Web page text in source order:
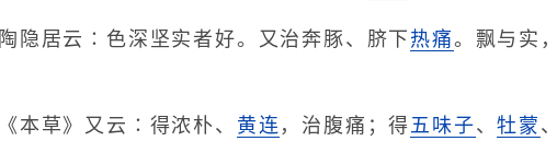
陶隐居云∶色深坚实者好。又治奔豚、脐下 热痛。飘与实
《本草》又云∶得浓朴、 黄连 ，治腹痛；得五味子、牡蒙 、